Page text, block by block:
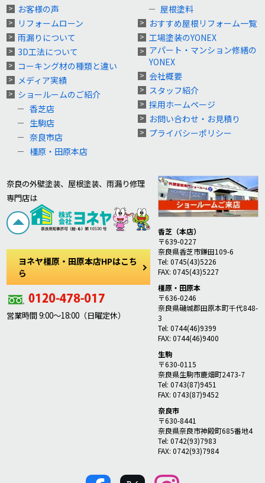
お客様の声
リフォームローン
雨漏りについて
3D工法について
コーキング材の種類と違い
メディア実績
ショールームのご紹介
香芝店
生駒店
奈良市店
橿原・田原本店
屋根塗料
おすすめ屋根リフォーム一覧
工場塗装のYONEX
アパート・マンション修繕の
YONEX
会社概要
スタッフ紹介
採用ホームページ
お問い合わせ・お見積り
プライバシーポリシー
奈良の外壁塗装、屋根塗装、雨漏り修理
専門店は
ヨネヤ橿原・田原本店HPはこち
ら
営業時間 9:00～18:00（日曜定休）
香芝（本店）
〒639-0227
奈良県香芝市鎌田109-6
Tel: 0745(43)5226
FAX: 0745(43)5227
橿原・田原本
〒636-0246
奈良県磯城郡田原本町千代848-
3
Tel: 0744(46)9399
FAX: 0744(46)9400
生駒
〒630-0115
奈良県生駒市鹿畑町2473-7
Tel: 0743(87)9451
FAX: 0743(87)9452
奈良市
〒630-8441
奈良県奈良市神殿町685番地4
Tel: 0742(93)7983
FAX: 0742(93)7984